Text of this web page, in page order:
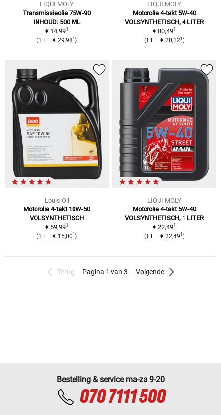
LIQUI MOLY
Transmissieolie 75W-90
INHOUD: 500 ML
€ 14,991
(1 L = € 29,981 )
LIQUI MOLY
Motorolie 4-takt 5W-40
VOLSYNTHETISCH, 4 LITER
€ 80,491
(1 L = € 20,121 )
Louis Oil
Motorolie 4-takt 10W-50
VOLSYNTHETISCH
€ 59,991
(1 L = € 15,001 )
LIQUI MOLY
Motorolie 4-takt 5W-40
VOLSYNTHETISCH, 1 LITER
€ 22,491
(1 L = € 22,491 )
Terug Pagina 1 van 3 Volgende
Bestelling & service ma-za 9-20
070 7111 500